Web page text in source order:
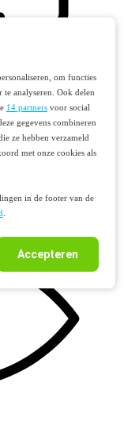
om functies
te analyseren. Ook delen
14 partners voor social
gegevens combineren
ze hebben verzameld
met onze cookies als
in de footer van de
Accepteren